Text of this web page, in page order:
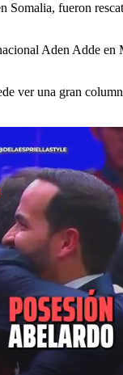
fueron
Aden Adde
ver una gran